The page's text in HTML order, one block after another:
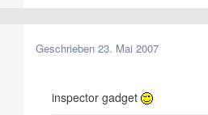
Geschrieben 23. Mai 2007
inspector gadget